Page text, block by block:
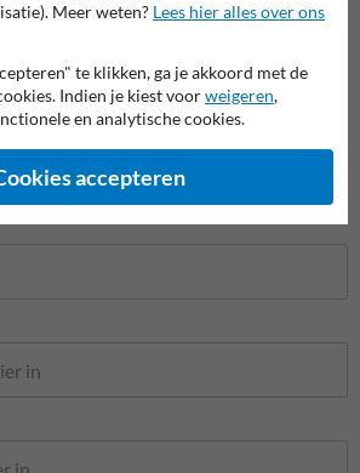
Meer weten? Lees hier alles over ons
te klikken, ga je akkoord met de
Indien je kiest voorweigeren,
en analytische cookies.
accepteren